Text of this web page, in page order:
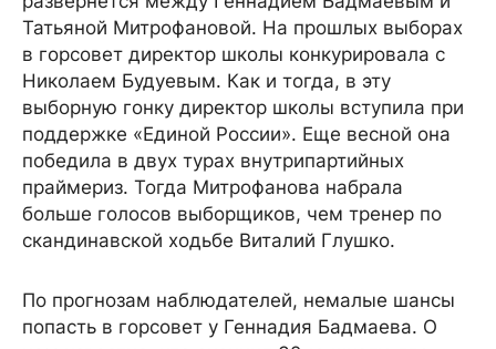
Татьяной Митрофановой. На прошлых выборах
в горсовет директор школы конкурировала с
Николаем Будуевым. Как и тогда, в эту
выборную гонку директор школы вступила при
поддержке «Единой России». Еще весной она
победила в двух турах внутрипартийных
праймериз. Тогда Митрофанова набрала
больше голосов выборщиков, чем тренер по
скандинавской ходьбе Виталий Глушко.
По прогнозам наблюдателей, немалые шансы
попасть в горсовет у Геннадия Бадмаева. О